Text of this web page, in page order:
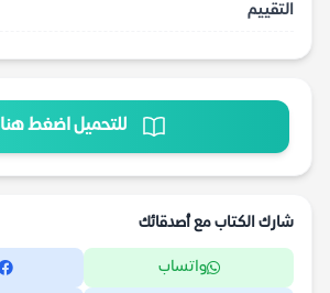
التقييم
للتحميل اضغط هنا
شارك الكتاب مع أصدقائك
واتساب